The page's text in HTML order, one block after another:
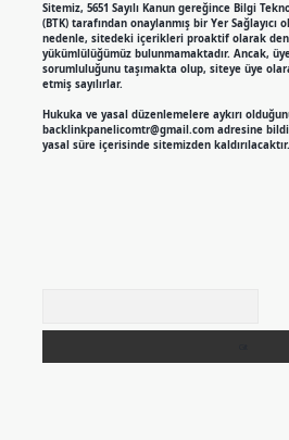
Sitemiz, 5651 Sayılı Kanun gereğince Bilgi
(BTK) tarafından onaylanmış bir Yer
nedenle, sitedeki içerikleri proaktif olarak
yükümlülüğümüz bulunmamaktadır. Ancak,
sorumluluğunu taşımakta olup, siteye üye
etmiş sayılırlar.
Hukuka ve yasal düzenlemelere aykırı
backlinkpanelicomtr@gmail.comadresine
yasal süre içerisinde sitemizden kaldırılacaktır.